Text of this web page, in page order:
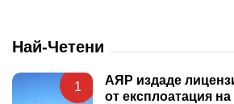
Най-Четени
1
АЯР издаде
от експлоатация